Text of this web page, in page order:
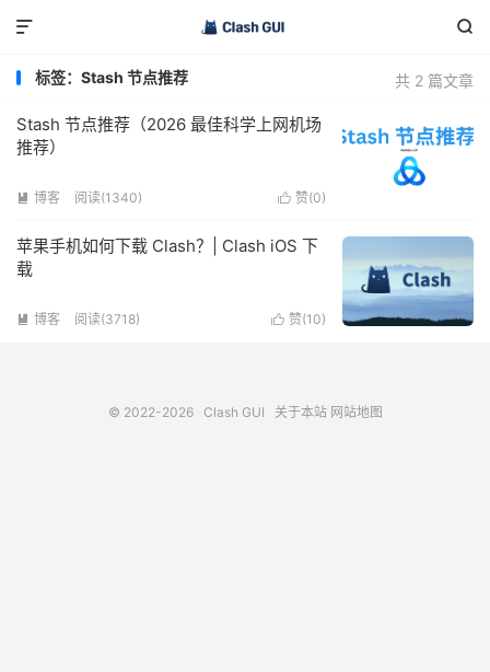


共 2 篇文章
标签：Stash 节点推荐
Stash 节点推荐（2026 最佳科学上网机场
推荐）
 赞(0)
 博客 阅读(1340)
苹果手机如何下载 Clash？| Clash iOS 下
载
 赞(10)
 博客 阅读(3718)
© 2022-2026 Clash GUI 关于本站 网站地图